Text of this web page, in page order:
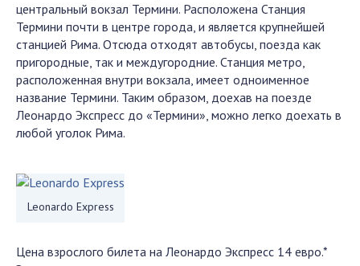
центральный вокзал Термини. Расположена Станция
Термини почти в центре города, и является крупнейшей
станцией Рима. Отсюда отходят автобусы, поезда как
пригородные, так и междугородние. Станция метро,
расположенная внутри вокзала, имеет одноименное
название Термини. Таким образом, доехав на поезде
Леонардо Экспресс до «Термини», можно легко доехать в
любой уголок Рима.
Leonardo Express
Цена взрослого билета на Леонардо Экспресс 14 евро.*